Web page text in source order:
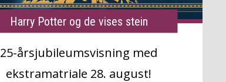
Harry Potter og de vises stein
25-årsjubileumsvisning med
ekstramatriale 28. august!